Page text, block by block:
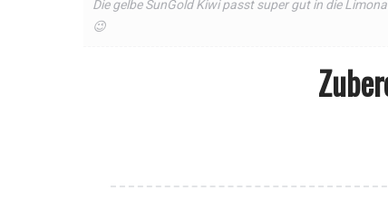
Die gelbe SunGold Kiwi passt super gut in die
😉